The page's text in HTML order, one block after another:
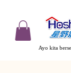
Ayo kita